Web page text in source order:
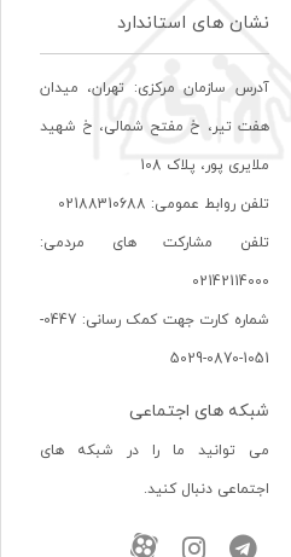
نشان های استاندارد
آدرس سازمان مرکزی: تهران، ميدان
هفت تير، خ مفتح شمالی، خ شهيد
ملايری پور، پلاک 108
تلفن روابط عمومی: 02188310688
تلفن مشارکت های مردمی:
02142114000
شماره کارت جهت کمک رسانی: 0447-
1051-0870-5029
شبکه های اجتماعی
می توانید ما را در شبکه های
اجتماعی دنبال کنید.